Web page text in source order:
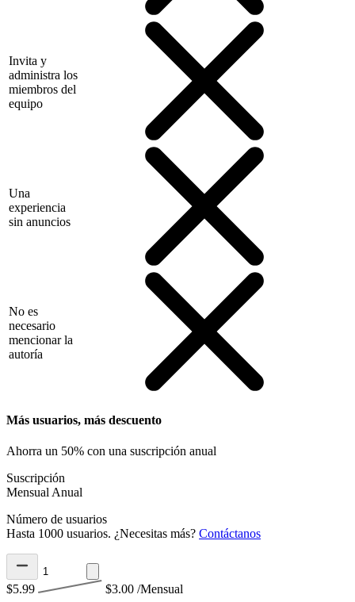
Invita y
administra los
miembros del
equipo
Una
experiencia
sin anuncios
No es
necesario
mencionar la
autoría
Más usuarios, más descuento
Ahorra un 50% con una suscripción anual
Suscripción
Mensual Anual
Número de usuarios
Hasta 1000 usuarios. ¿Necesitas más? Contáctanos
$5.99 $3.00 /Mensual